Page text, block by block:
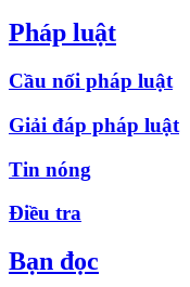
Pháp luật
Cầu nối pháp luật
Giải đáp pháp luật
Tin nóng
Điều tra
Bạn đọc